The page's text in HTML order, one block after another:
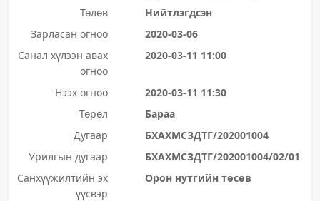
Төлөв
Нийтлэгдсэн
Зарласан огноо
2020-03-06
Санал хүлээн авах
огноо
2020-03-11 11:00
Нээх огноо
2020-03-11 11:30
Төрөл
Бараа
Дугаар
БХАХМСЗДТГ/202001004
Урилгын дугаар
БХАХМСЗДТГ/202001004/02/01
Санхүүжилтийн эх
үүсвэр
Орон нутгийн төсөв